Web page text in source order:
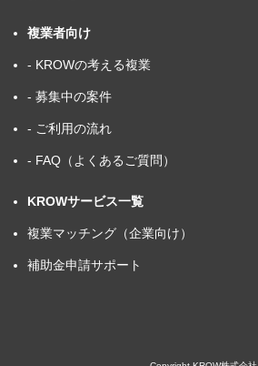
複業者向け
- KROWの考える複業
- 募集中の案件
- ご利用の流れ
- FAQ（よくあるご質問）
KROWサービス一覧
複業マッチング（企業向け）
補助金申請サポート